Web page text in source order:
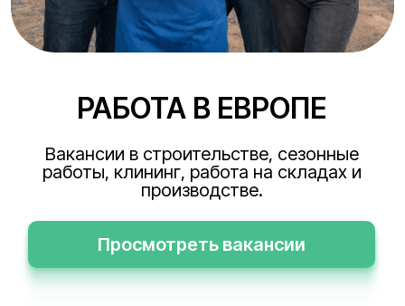
РАБОТА В ЕВРОПЕ
Вакансии в строительстве, сезонные
работы, клининг, работа на складах и
производстве.
Просмотреть вакансии